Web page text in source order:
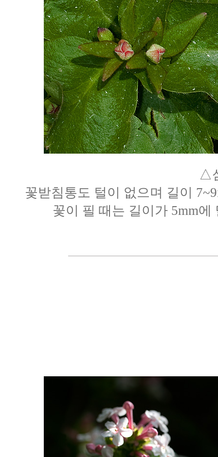
△
꽃받침통도 털이 없으며 길이
꽃이 필 때는 길이가 5mm